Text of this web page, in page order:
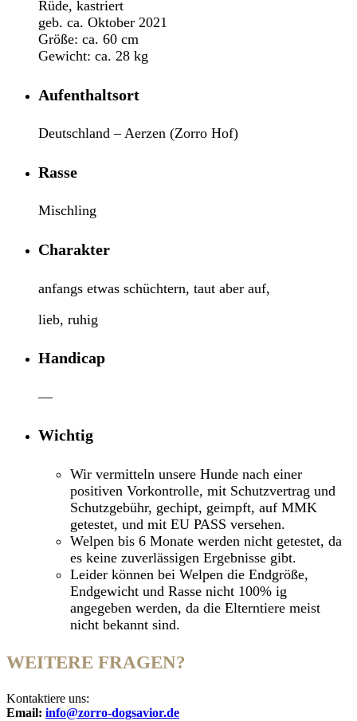
Rüde, kastriert
geb. ca. Oktober 2021
Größe: ca. 60 cm
Gewicht: ca. 28 kg
Aufenthaltsort
Deutschland – Aerzen (Zorro Hof)
Rasse
Mischling
Charakter
anfangs etwas schüchtern, taut aber auf,
lieb, ruhig
Handicap
—
Wichtig
Wir vermitteln unsere Hunde nach einer
positiven Vorkontrolle, mit Schutzvertrag und
Schutzgebühr, gechipt, geimpft, auf MMK
getestet, und mit EU PASS versehen.
Welpen bis 6 Monate werden nicht getestet, da
es keine zuverlässigen Ergebnisse gibt.
Leider können bei Welpen die Endgröße,
Endgewicht und Rasse nicht 100% ig
angegeben werden, da die Elterntiere meist
nicht bekannt sind.
WEITERE FRAGEN?
Kontaktiere uns:
Email: info@zorro-dogsavior.de